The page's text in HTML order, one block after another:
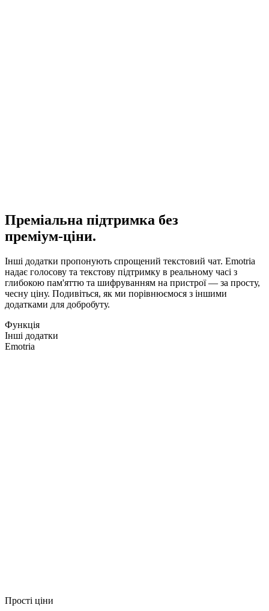
Преміальна підтримка без
преміум-ціни.
Інші додатки пропонують спрощений текстовий чат. Emotria
надає голосову та текстову підтримку в реальному часі з
глибокою пам'яттю та шифруванням на пристрої — за просту,
чесну ціну. Подивіться, як ми порівнюємося з іншими
додатками для добробуту.
Функція
Інші додатки
Emotria
Прості ціни